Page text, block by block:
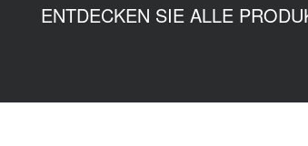
ENTDECKEN SIE ALLE